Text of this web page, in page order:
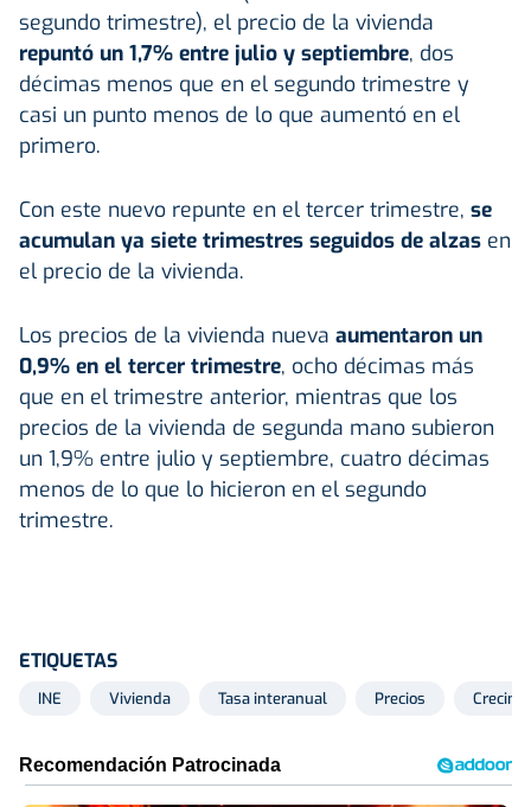
segundo trimestre), el precio de la vivienda
repuntó un 1,7% entre julio y septiembre, dos
décimas menos que en el segundo trimestre y
casi un punto menos de lo que aumentó en el
primero.
Con este nuevo repunte en el tercer trimestre, se
acumulan ya siete trimestres seguidos de alzas en
el precio de la vivienda.
Los precios de la vivienda nueva aumentaron un
0,9% en el tercer trimestre, ocho décimas más
que en el trimestre anterior, mientras que los
precios de la vivienda de segunda mano subieron
un 1,9% entre julio y septiembre, cuatro décimas
menos de lo que lo hicieron en el segundo
trimestre.
ETIQUETAS
INE Vivienda Tasa interanual Precios